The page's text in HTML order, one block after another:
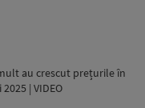
au crescut prețurile în
| VIDEO